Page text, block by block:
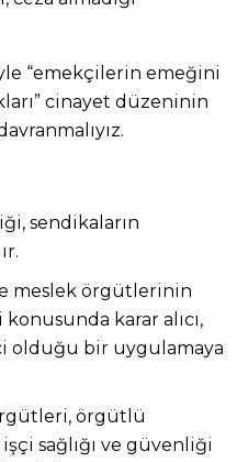
“emekçilerin emeğini
cinayet düzeninin
sendikaların
meslek örgütlerinin
karar alıcı,
olduğu bir uygulamaya
örgütlü
sağlığı ve güvenliği